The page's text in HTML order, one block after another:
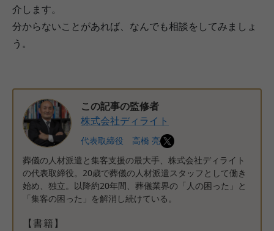
介します。
分からないことがあれば、なんでも相談をしてみましょ
う。
この記事の監修者
株式会社ディライト
代表取締役 高橋 亮
葬儀の人材派遣と集客支援の最大手、株式会社ディライト
の代表取締役。20歳で葬儀の人材派遣スタッフとして働き
始め、独立。以降約20年間、葬儀業界の「人の困った」と
「集客の困った」を解消し続けている。
【書籍】